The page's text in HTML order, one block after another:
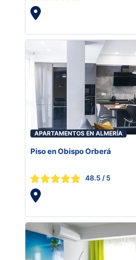
APARTAMENTOS EN ALMERÍA
Piso en Obispo Orberá
48.5 / 5